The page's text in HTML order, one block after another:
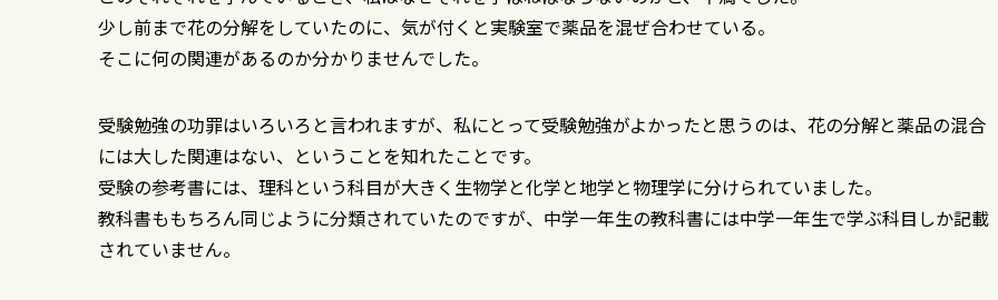
少し前まで花の分解をしていたのに、気が付くと実験室で薬品を混ぜ合わせている。
そこに何の関連があるのか分かりませんでした。
受験勉強の功罪はいろいろと言われますが、私にとって受験勉強がよかったと思うのは、花の分解と薬品の混合
には大した関連はない、ということを知れたことです。
受験の参考書には、理科という科目が大きく生物学と化学と地学と物理学に分けられていました。
教科書ももちろん同じように分類されていたのですが、中学一年生の教科書には中学一年生で学ぶ科目しか記載
されていません。